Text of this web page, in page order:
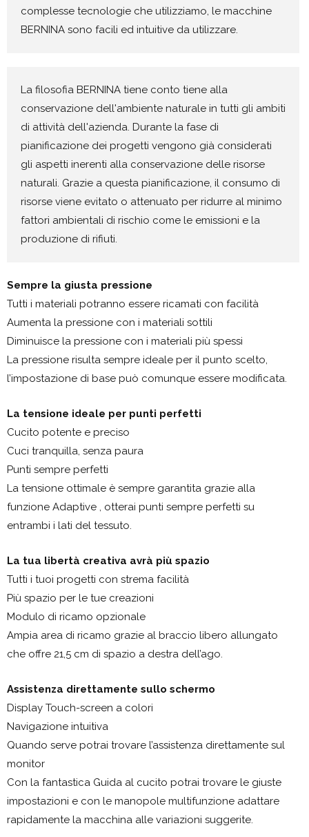
complesse tecnologie che utilizziamo, le macchine
BERNINA sono facili ed intuitive da utilizzare.
La filosofia BERNINA tiene conto tiene alla
conservazione dell'ambiente naturale in tutti gli ambiti
di attività dell'azienda. Durante la fase di
pianificazione dei progetti vengono già considerati
gli aspetti inerenti alla conservazione delle risorse
naturali. Grazie a questa pianificazione, il consumo di
risorse viene evitato o attenuato per ridurre al minimo
fattori ambientali di rischio come le emissioni e la
produzione di rifiuti.
Sempre la giusta pressione
Tutti i materiali potranno essere ricamati con facilità
Aumenta la pressione con i materiali sottili
Diminuisce la pressione con i materiali più spessi
La pressione risulta sempre ideale per il punto scelto,
l’impostazione di base può comunque essere modificata.
La tensione ideale per punti perfetti
Cucito potente e preciso
Cuci tranquilla, senza paura
Punti sempre perfetti
La tensione ottimale è sempre garantita grazie alla
funzione Adaptive , otterai punti sempre perfetti su
entrambi i lati del tessuto.
La tua libertà creativa avrà più spazio
Tutti i tuoi progetti con strema facilità
Più spazio per le tue creazioni
Modulo di ricamo opzionale
Ampia area di ricamo grazie al braccio libero allungato
che offre 21,5 cm di spazio a destra dell’ago.
Assistenza direttamente sullo schermo
Display Touch-screen a colori
Navigazione intuitiva
Quando serve potrai trovare l’assistenza direttamente sul
monitor
Con la fantastica Guida al cucito potrai trovare le giuste
impostazioni e con le manopole multifunzione adattare
rapidamente la macchina alle variazioni suggerite.